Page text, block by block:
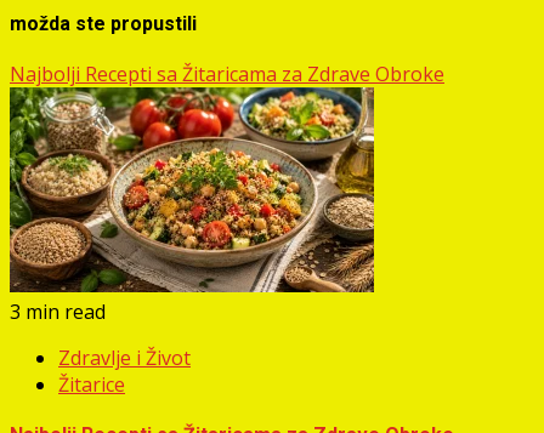
možda ste propustili
Najbolji Recepti sa Žitaricama za Zdrave Obroke
3 min read
Zdravlje i Život
Žitarice